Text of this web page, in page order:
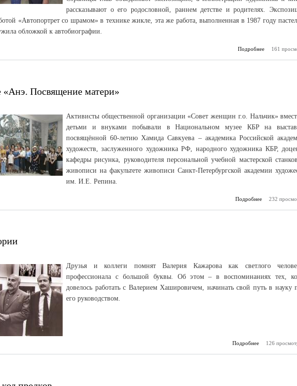
рассказывают о его родословной, раннем детстве и родителях.
«Автопортрет со шрамом» в технике жикле, эта же работа, выполненная в 1987 году
обложкой к автобиографии.
Подробнее о С любовью
161
«Анэ. Посвящение матери»
Активисты общественной организации «Совет женщин г.о. Нальчик»
детьми и внуками побывали в Национальном музее КБР на
посвящённой 60-летию Хамида Савкуева – академика Российской
художеств, заслуженного художника РФ, народного художника КБР,
кафедры рисунка, руководителя персональной учебной мастерской
живописи на факультете живописи Санкт-Петербургской академии
им. И.Е. Репина.
Подробнее
о На
232
Друзья и коллеги помнят Валерия Кажарова как светлого
профессионала с большой буквы. Об этом – в воспоминаниях тех,
довелось работать с Валерием Хашировичем, начинать свой путь в науку
его руководством.
Подробнее о Рыцарь
126